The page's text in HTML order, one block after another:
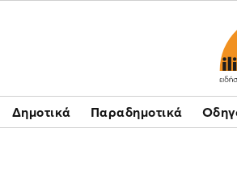
Δημοτικά Παραδημοτικά